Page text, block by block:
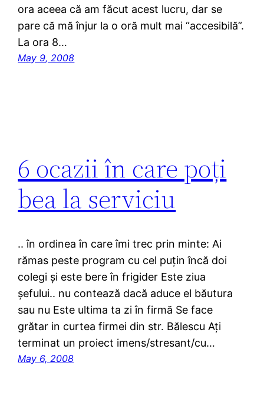
ora aceea că am făcut acest lucru, dar se
pare că mă înjur la o oră mult mai “accesibilă”.
La ora 8…
May 9, 2008
6 ocazii în care poți
bea la serviciu
.. în ordinea în care îmi trec prin minte: Ai
rămas peste program cu cel puțin încă doi
colegi și este bere în frigider Este ziua
șefului.. nu contează dacă aduce el băutura
sau nu Este ultima ta zi în firmă Se face
grătar in curtea firmei din str. Bălescu Ați
terminat un proiect imens/stresant/cu…
May 6, 2008